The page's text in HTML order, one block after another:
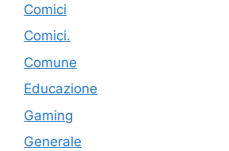
Comici
Comici.
Comune
Educazione
Gaming
Generale